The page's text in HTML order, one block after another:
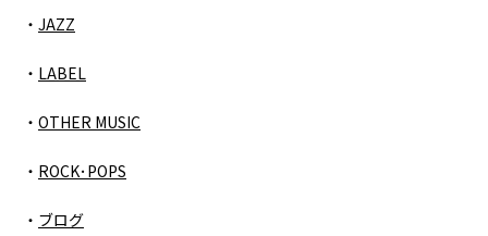
JAZZ
LABEL
OTHER MUSIC
ROCK･POPS
ブログ